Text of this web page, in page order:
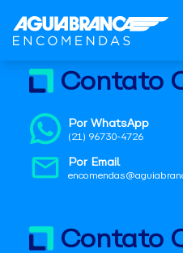
Contato
Por WhatsApp
(21) 96730-4726
Por Email
Contato